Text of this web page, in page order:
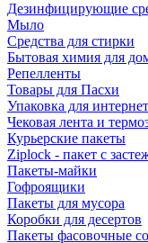
Дезинфицирующие
Мыло
Средства для стирки
Бытовая химия для
Репелленты
Товары для Пасхи
Упаковка для
Чековая лента и
Курьерские пакеты
Ziplock - пакет с
Пакеты-майки
Гофроящики
Пакеты для мусора
Коробки для десертов
Пакеты фасовочные